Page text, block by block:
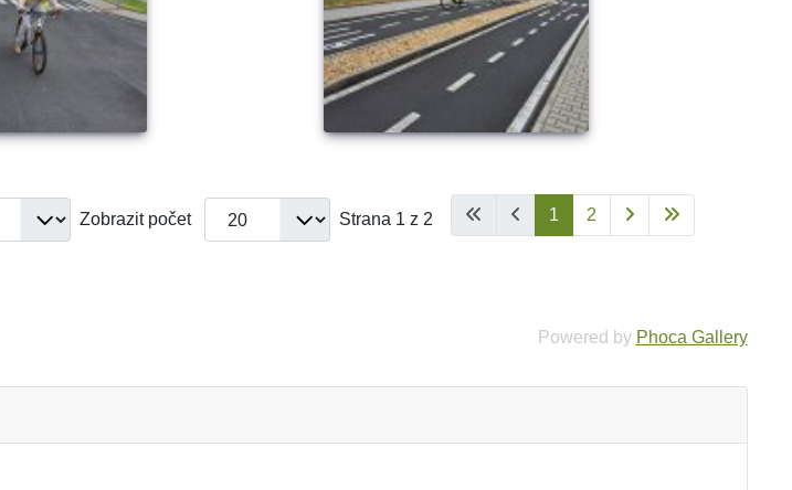
Zobrazit počet Strana 1 z 2 1 2
Powered by Phoca Gallery